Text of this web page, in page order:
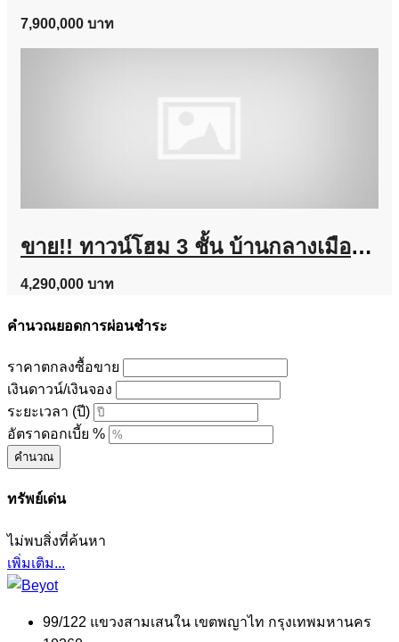
7,900,000 บาท
ขาย!! ทาวน์โฮม 3 ชั้น บ้านกลางเมือง งามวงศ์วาน (ขนาด 18 ตร.ว.) งามวงศ์วาน 47 แยก 6 (ซ.ชินเขต 2/6) ใกล้การไฟฟ้าส่วนภูมิภาค(สำนักงานใหญ่) หลักสี่ กทม. : Baan Klang Muang Ngamwongwan
4,290,000 บาท
คำนวณยอดการผ่อนชำระ
ราคาตกลงซื้อขาย
เงินดาวน์/เงินจอง
ระยะเวลา (ปี)
อัตราดอกเบี้ย %
คำนวณ
ทรัพย์เด่น
ไม่พบสิ่งที่ค้นหา
เพิ่มเติม...
99/122 แขวงสามเสนใน เขตพญาไท กรุงเทพมหานคร